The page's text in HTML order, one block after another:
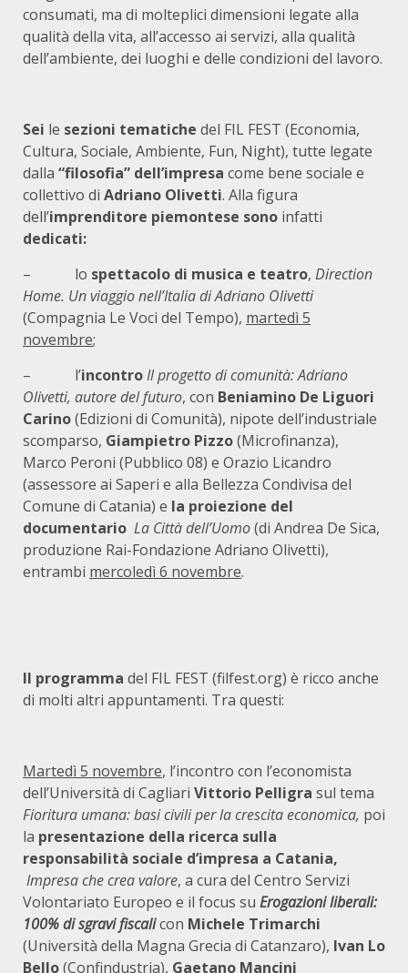
consumati, ma di molteplici dimensioni legate alla
qualità della vita, all’accesso ai servizi, alla qualità
dell’ambiente, dei luoghi e delle condizioni del lavoro.
Sei le sezioni tematiche del FIL FEST (Economia,
Cultura, Sociale, Ambiente, Fun, Night), tutte legate
dalla “filosofia” dell’impresa come bene sociale e
collettivo di Adriano Olivetti. Alla figura
dell’imprenditore piemontese sono infatti
dedicati:
– lo spettacolo di musica e teatro, Direction
Home. Un viaggio nell’Italia di Adriano Olivetti
(Compagnia Le Voci del Tempo), martedì 5
novembre;
– l’incontroIlprogetto di comunità: Adriano
Olivetti, autore del futuro, con Beniamino De Liguori
Carino(Edizioni di Comunità), nipote dell’industriale
scomparso, Giampietro Pizzo(Microfinanza),
Marco Peroni (Pubblico 08) e Orazio Licandro
(assessore ai Saperi e alla Bellezza Condivisa del
Comune di Catania) e la proiezione del
documentario La Città dell’Uomo(di Andrea De Sica,
produzione Rai-Fondazione Adriano Olivetti),
entrambi mercoledì 6 novembre.
Il programma del FIL FEST (filfest.org) è ricco anche
di molti altri appuntamenti. Tra questi:
Martedì 5 novembre, l’incontro con l’economista
dell’Università di Cagliari Vittorio Pelligra sul tema
Fioritura umana: basi civili per la crescita economica, poi
la presentazione della ricerca sulla
responsabilità sociale d’impresa a Catania,
Impresa che crea valore, a cura del Centro Servizi
Volontariato Europeo e il focus su Erogazioni liberali:
100% di sgravi fiscalicon Michele Trimarchi
(Università della Magna Grecia di Catanzaro), Ivan Lo
Bello(Confindustria), Gaetano Mancini